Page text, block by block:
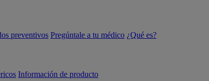
preventivos Pregúntale a tu médico ¿Qué es?
Información de producto